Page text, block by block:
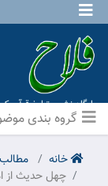
پایگاه نشر و تبلیغ
عترت منهاج عشق آباد ]
خانه
چهل حدیث از